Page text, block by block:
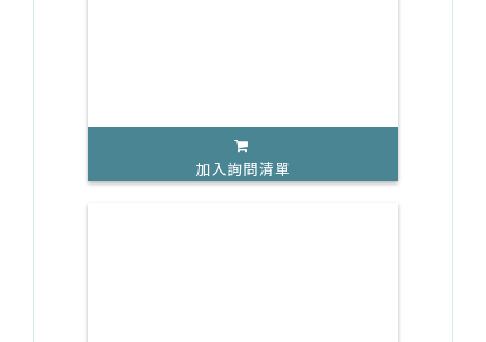
加入詢問清單